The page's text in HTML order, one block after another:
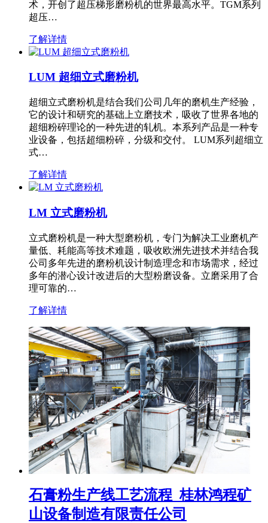
术，开创了超压梯形磨粉机的世界最高水平。TGM系列
超压…
了解详情
LUM 超细立式磨粉机
超细立式磨粉机是结合我们公司几年的磨机生产经验，
它的设计和研究的基础上立磨技术，吸收了世界各地的
超细粉碎理论的一种先进的轧机。本系列产品是一种专
业设备，包括超细粉碎，分级和交付。 LUM系列超细立
式…
了解详情
LM 立式磨粉机
立式磨粉机是一种大型磨粉机，专门为解决工业磨机产
量低、耗能高等技术难题，吸收欧洲先进技术并结合我
公司多年先进的磨粉机设计制造理念和市场需求，经过
多年的潜心设计改进后的大型粉磨设备。立磨采用了合
理可靠的…
了解详情
石膏粉生产线工艺流程_桂林鸿程矿
山设备制造有限责任公司